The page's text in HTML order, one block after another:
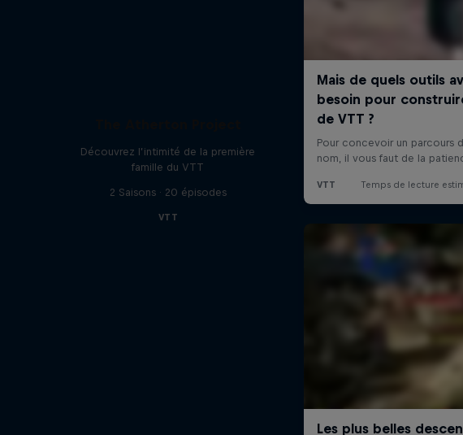
Découvrez l’intimité de la première
famille du VTT
2 Saisons · 20 épisodes
VTT